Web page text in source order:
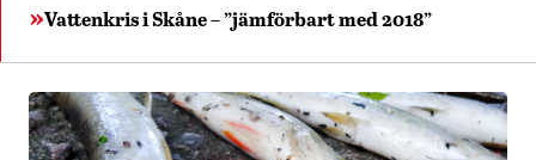
Vattenkris i Skåne – ”jämförbart med 2018”